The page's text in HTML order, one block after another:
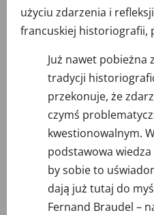
użyciu zdarzenia i
francuskiej historiografii,
Już nawet pobieżna
tradycji
przekonuje, że
czymś
kwestionowalnym.
podstawowa wiedza
by sobie to
dają już tutaj do
Fernand Braudel –